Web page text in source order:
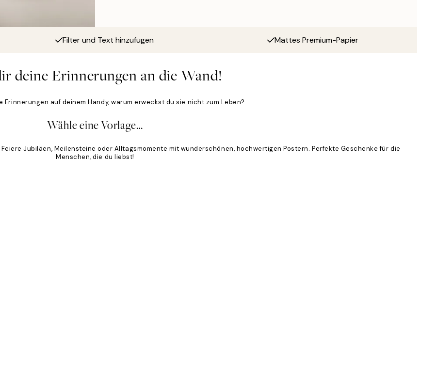
Filter und Text hinzufügen Mattes Premium-Papier
deine Erinnerungen an die Wand!
Erinnerungen auf deinem Handy, warum erweckst du sie nicht zum Leben?
Wähle eine Vorlage…
Jubiläen, Meilensteine oder Alltagsmomente mit wunderschönen, hochwertigen Postern. Perfekte Geschenke für die
Menschen, die du liebst!